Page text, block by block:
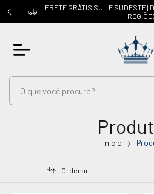
CUPOM: PRIMEIRACOMPRA
Início
Ordenar